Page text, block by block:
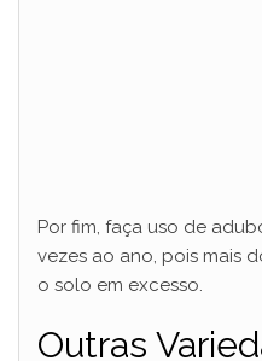
Por fim, faça uso de
vezes ao ano, pois mais
o solo em excesso.
Outras